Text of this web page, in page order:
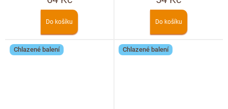
Do košíku Do košíku
Chlazené balení Chlazené balení